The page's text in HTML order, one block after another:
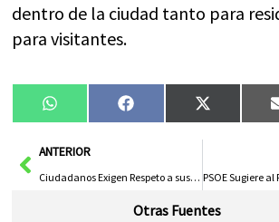
dentro de la ciudad tanto para
para visitantes.
Compartir
en
WhatsAppCompartir
en
Facebook
en
X
(Twitter)
AntANTERIOR
Ciudadanos Exigen Respeto a sus Derechos Fundamentales
Otras Fuentes